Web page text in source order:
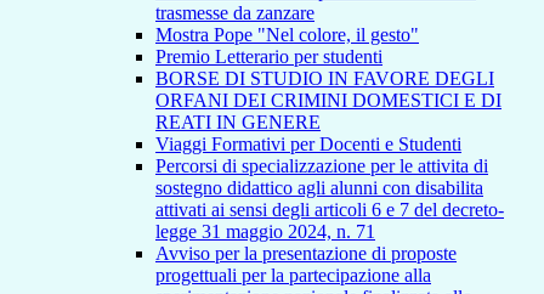
trasmesse da zanzare
Mostra Pope "Nel colore, il gesto"
Premio Letterario per studenti
BORSE DI STUDIO IN FAVORE DEGLI
ORFANI DEI CRIMINI DOMESTICI E DI
REATI IN GENERE
Viaggi Formativi per Docenti e Studenti
Percorsi di specializzazione per le attivita di
sostegno didattico agli alunni con disabilita
attivati ai sensi degli articoli 6 e 7 del decreto-
legge 31 maggio 2024, n. 71
Avviso per la presentazione di proposte
progettuali per la partecipazione alla